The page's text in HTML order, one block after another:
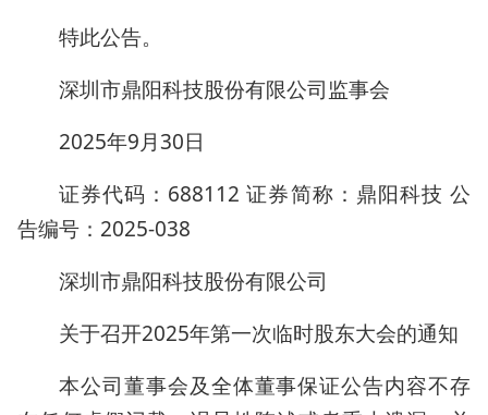
特此公告。
深圳市鼎阳科技股份有限公司监事会
2025年9月30日
证券代码：688112 证券简称：鼎阳科技 公
告编号：2025-038
深圳市鼎阳科技股份有限公司
关于召开2025年第一次临时股东大会的通知
本公司董事会及全体董事保证公告内容不存